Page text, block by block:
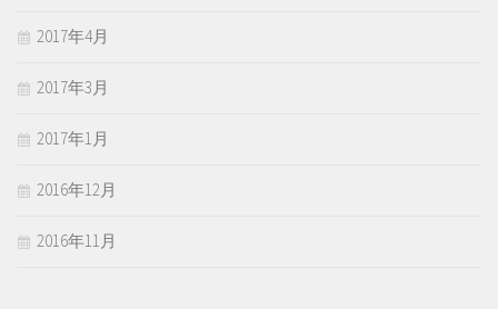
2017年4月
2017年3月
2017年1月
2016年12月
2016年11月